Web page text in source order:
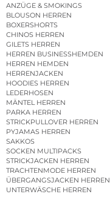
ANZÜGE & SMOKINGS
BLOUSON HERREN
BOXERSHORTS
CHINOS HERREN
GILETS HERREN
HERREN BUSINESSHEMDEN
HERREN HEMDEN
HERRENJACKEN
HOODIES HERREN
LEDERHOSEN
MÄNTEL HERREN
PARKA HERREN
STRICKPULLOVER HERREN
PYJAMAS HERREN
SAKKOS
SOCKEN MULTIPACKS
STRICKJACKEN HERREN
TRACHTENMODE HERREN
ÜBERGANGSJACKEN HERREN
UNTERWÄSCHE HERREN